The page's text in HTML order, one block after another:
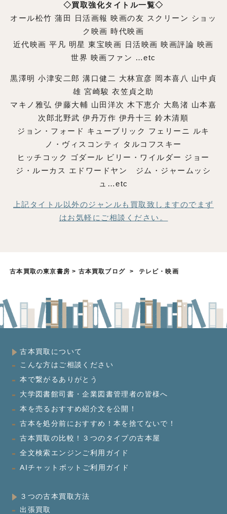
◇買取強化タイトル一覧◇
オール松竹 蒲田 日活画報 映画の友 スクリーン ショッ
ク映画 時代映画
近代映画 平凡 明星 東宝映画 日活映画 映画評論 映画
世界 映画ファン …etc
黒澤明 小津安二郎 溝口健二 大林宣彦 岡本喜八 山中貞
雄 宮崎駿 衣笠貞之助
マキノ雅弘 伊藤大輔 山田洋次 木下恵介 大島渚 山本嘉
次郎北野武 伊丹万作 伊丹十三 鈴木清順
ジョン・フォード キューブリック フェリーニ ルキ
ノ・ヴィスコンティ タルコフスキー
ヒッチコック ゴダール ビリー・ワイルダー ジョー
ジ・ルーカス エドワードヤン ジム・ジャームッシ
ュ…etc
上記タイトル以外のジャンルも買取致しますのでまず
はお気軽にご相談ください。
古本買取の東京書房 > 古本買取ブログ > テレビ・映画
古本買取について
こんな方はご相談ください
本で繋がるありがとう
大学図書館司書・企業図書管理者の皆様へ
本を売るおすすめ紹介文を公開！
古本を処分前におすすめ！本を捨てないで！
古本買取の比較！３つのタイプの古本屋
全文検索エンジンご利用ガイド
AIチャットボットご利用ガイド
３つの古本買取方法
出張買取